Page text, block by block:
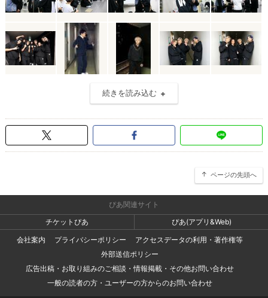
続きを読み込む
ページの先頭へ
ぴあ関連サイト
チケットぴあ
ぴあ(アプリ&Web)
会社案内
プライバシーポリシー
アクセスデータの利用・著作権等
外部送信ポリシー
広告出稿・お取り組みのご相談・情報掲載・その他お問い合わせ
一般の読者の方・ユーザーの方からのお問い合わせ